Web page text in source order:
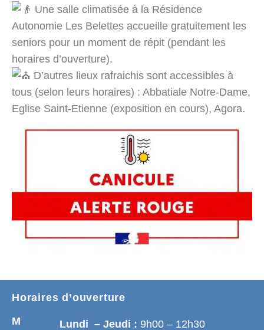
Une salle climatisée à la Résidence
Autonomie Les Belettes accueille gratuitement les
seniors pour un moment de répit (pendant les
horaires d’ouverture).
D’autres lieux rafraichis sont accessibles à
tous (selon leurs horaires) : Abbatiale Notre-Dame,
Eglise Saint-Etienne (exposition en cours), Agora.
M
Horaires d’ouverture
Lundi – Jeudi : 9h00 – 12h30